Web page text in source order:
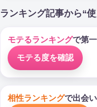
ランキング記事から“
モテるランキングで第
モテる度を確認
相性ランキングで出会